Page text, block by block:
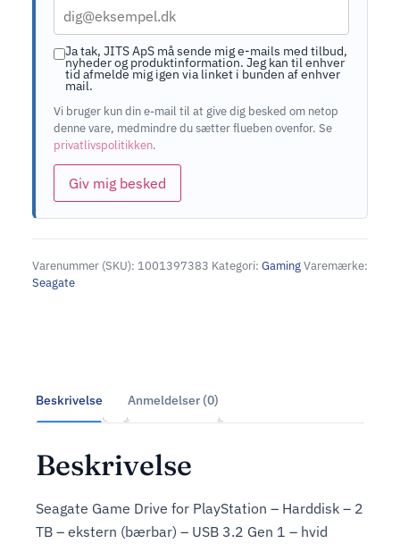
Ja tak, JITS ApS må sende mig e-mails med tilbud,
nyheder og produktinformation. Jeg kan til enhver
tid afmelde mig igen via linket i bunden af enhver
mail.
Vi bruger kun din e-mail til at give dig besked om netop
denne vare, medmindre du sætter flueben ovenfor. Se
privatlivspolitikken.
Giv mig besked
Varenummer (SKU): 1001397383 Kategori: GamingVaremærke:
Seagate
Beskrivelse Anmeldelser (0)
Beskrivelse
Seagate Game Drive for PlayStation – Harddisk – 2
TB – ekstern (bærbar) – USB 3.2 Gen 1 – hvid